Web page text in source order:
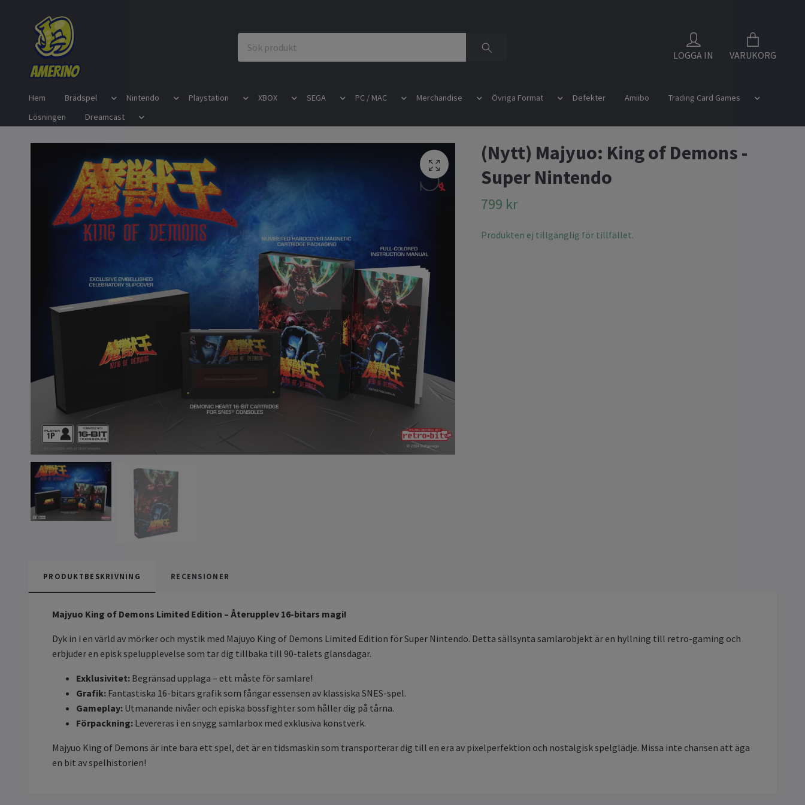
LOGGA IN VARUKORG
Hem Brädspel Nintendo Playstation XBOX SEGA PC / MAC Merchandise Övriga Format Defekter Amiibo
Trading Card Games
Lösningen
Dreamcast
(Nytt) Majyuo: King of Demons -
Super Nintendo
799 kr
Produkten ej tillgänglig för tillfället.
PRODUKTBESKRIVNING RECENSIONER
Majyuo King of Demons Limited Edition – Återupplev 16-bitars magi!
Dyk in i en värld av mörker och mystik med Majuyo King of Demons Limited Edition för Super Nintendo. Detta sällsynta samlarobjekt är en hyllning till retro-gaming och
erbjuder en episk spelupplevelse som tar dig tillbaka till 90-talets glansdagar.
Exklusivitet: Begränsad upplaga – ett måste för samlare!
Grafik: Fantastiska 16-bitars grafik som fångar essensen av klassiska SNES-spel.
Gameplay: Utmanande nivåer och episka bossfighter som håller dig på tårna.
Förpackning: Levereras i en snygg samlarbox med exklusiva konstverk.
Majyuo King of Demons är inte bara ett spel, det är en tidsmaskin som transporterar dig till en era av pixelperfektion och nostalgisk spelglädje. Missa inte chansen att äga
en bit av spelhistorien!